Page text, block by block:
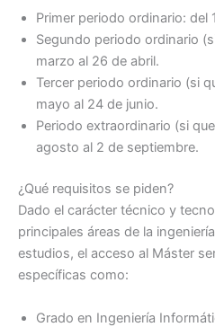
Primer periodo ordinario: del
Segundo periodo ordinario
marzo al 26 de abril.
Tercer periodo ordinario (si
mayo al 24 de junio.
Periodo extraordinario (si
agosto al 2 de septiembre.
¿Qué requisitos se piden?
Dado el carácter técnico y
principales áreas de la
estudios, el acceso al Máster
específicas como:
Grado en Ingeniería